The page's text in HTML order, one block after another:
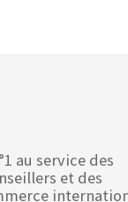
au service des
et des